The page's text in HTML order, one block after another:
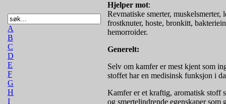
A
B
C
D
E
F
G
H
I
Hjelper mot:
Revmatiske smerter, muskelsmerter,
frostknuter, hoste, bronkitt,
hemorroider.
Generelt:
Selv om kamfer er mest kjent som
stoffet har en medisinsk funksjon i
Kamfer er et kraftig, aromatisk stoff
og smertelindrende egenskaper